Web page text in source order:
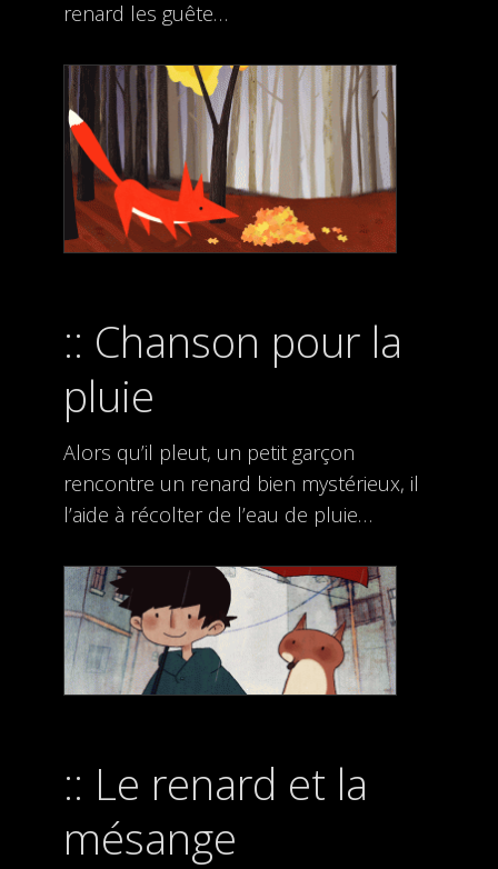
renard les guête…
Chanson pour la
pluie
Alors qu’il pleut, un petit garçon
rencontre un renard bien mystérieux, il
l’aide à récolter de l’eau de pluie…
Le renard et la
mésange